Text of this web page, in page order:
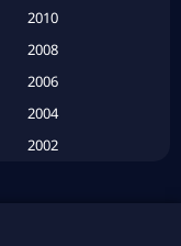
2010
2008
2006
2004
2002